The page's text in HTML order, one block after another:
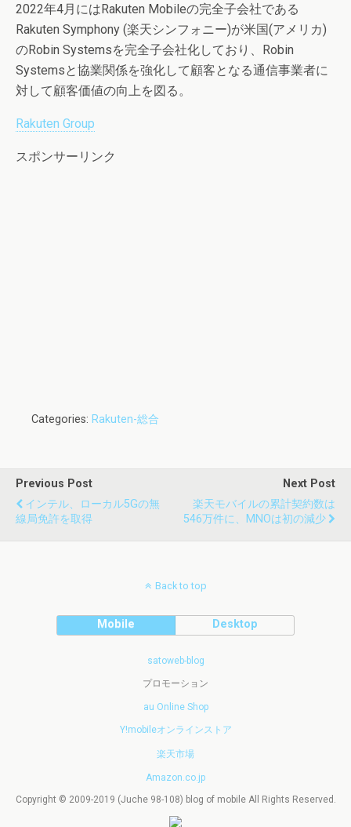
2022年4月にはRakuten Mobileの完全子会社である
Rakuten Symphony (楽天シンフォニー)が米国(アメリカ)
のRobin Systemsを完全子会社化しており、Robin
Systemsと協業関係を強化して顧客となる通信事業者に
対して顧客価値の向上を図る。
Rakuten Group
スポンサーリンク
Categories: Rakuten-総合
Previous Post
インテル、ローカル5Gの無
線局免許を取得
Next Post
楽天モバイルの累計契約数は
546万件に、MNOは初の減少
Back to top
Mobile Desktop
satoweb-blog
プロモーション
au Online Shop
Y!mobileオンラインストア
楽天市場
Amazon.co.jp
Copyright © 2009-2019 (Juche 98-108) blog of mobile All Rights Reserved.